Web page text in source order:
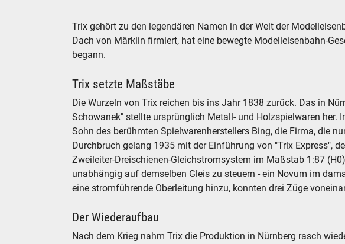
Trix gehört zu den legendären Namen in der Welt der
Dach von Märklin firmiert, hat eine bewegte Modelleisenbahn-
begann.
Trix setzte Maßstäbe
Die Wurzeln von Trix reichen bis ins Jahr 1838 zurück. Das in
Schowanek" stellte ursprünglich Metall- und Holzspielwaren her.
Sohn des berühmten Spielwarenherstellers Bing, die Firma, die
Durchbruch gelang 1935 mit der Einführung von "Trix Express",
Zweileiter-Dreischienen-Gleichstromsystem im Maßstab 1:87
unabhängig auf demselben Gleis zu steuern - ein Novum im
eine stromführende Oberleitung hinzu, konnten drei Züge
Der Wiederaufbau
Nach dem Krieg nahm Trix die Produktion in Nürnberg rasch